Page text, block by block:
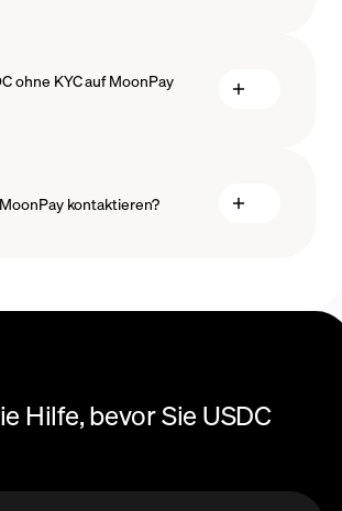
ohne KYC auf MoonPay
kontaktieren?
Hilfe, bevor Sie USDC